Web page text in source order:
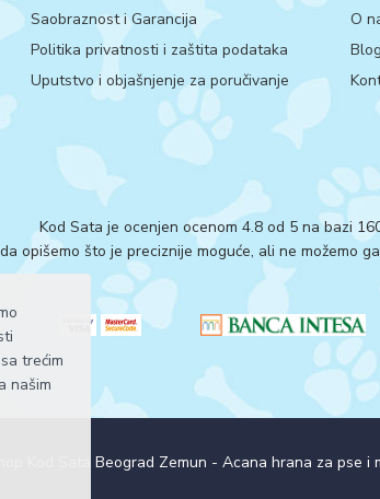
trećim
našim
Saobraznost i Garancija
Politika privatnosti i zaštita podataka
Uputstvo i objašnjenje za poručivanje
O
Blog
Kod Sata je ocenjen ocenom 4.8 od 5 na bazi
opišemo što je preciznije moguće, ali ne
Kod Sata Beograd Zemun - Acana hrana za pse